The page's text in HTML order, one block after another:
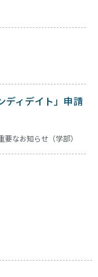
ディデイト」申請
要なお知らせ（学部）